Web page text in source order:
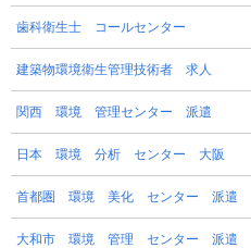
歯科衛生士 コールセンター
建築物環境衛生管理技術者 求人
関西 環境 管理センター 派遣
日本 環境 分析 センター 大阪
首都圏 環境 美化 センター 派遣
大和市 環境 管理 センター 派遣